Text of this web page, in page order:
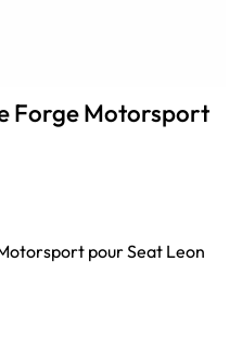
Forge Motorsport
pour Seat Leon